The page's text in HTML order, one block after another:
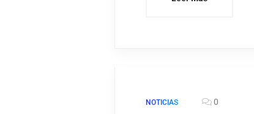
NOTICIAS 0